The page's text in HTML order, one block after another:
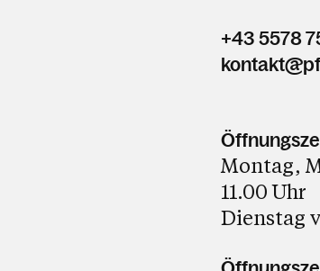
+43 5578
Montag,
11.00 Uhr
Dienstag